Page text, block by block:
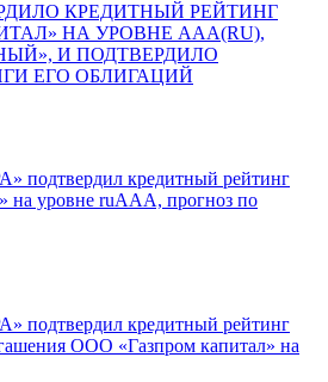
КРЕДИТНЫЙ РЕЙТИНГ
НА УРОВНЕ AAA(RU),
И ПОДТВЕРДИЛО
ЕГО ОБЛИГАЦИЙ
подтвердил кредитный рейтинг
на уровне ruAAA, прогноз по
подтвердил кредитный рейтинг
ООО «Газпром капитал» на